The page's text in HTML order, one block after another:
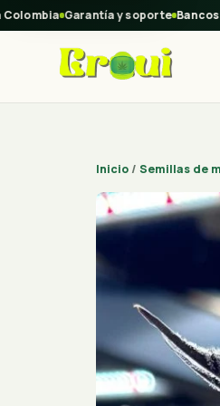
Garantía y soporte Bancos
Inicio/ Semillas de